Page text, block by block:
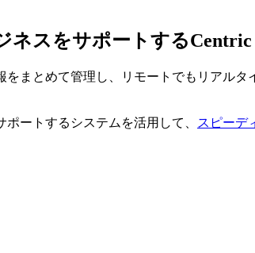
ネスをサポートする
まとめて管理し、リモートでもリアル
ートするシステムを活用して、 スピーデ